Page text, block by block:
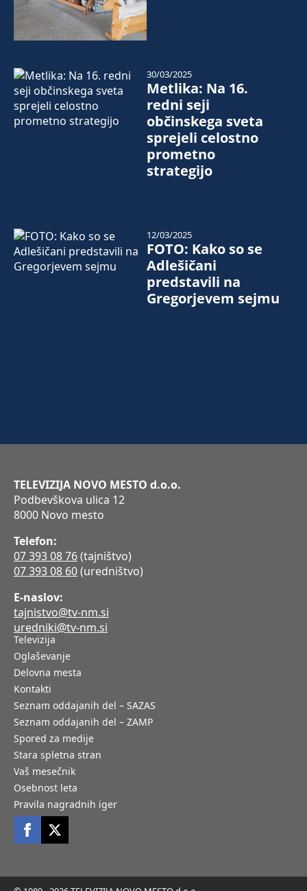
Metlika: Na 16.
redni seji
občinskega sveta
sprejeli celostno
prometno
strategijo
30/03/2025
FOTO: Kako so se
Adlešičani
predstavili na
Gregorjevem sejmu
12/03/2025
TELEVIZIJA NOVO MESTO d.o.o.
Podbevškova ulica 12
8000 Novo mesto
Telefon:
07 393 08 76(tajništvo)
07 393 08 60(uredništvo)
E-naslov:
tajnistvo@tv-nm.si
uredniki@tv-nm.si
Televizija
Oglaševanje
Delovna mesta
Kontakti
Seznam oddajanih del – SAZAS
Seznam oddajanih del – ZAMP
Spored za medije
Stara spletna stran
Vaš mesečnik
Osebnost leta
Pravila nagradnih iger